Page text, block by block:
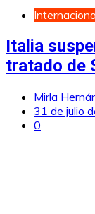
Italia
tratado de
Mirla
31 de julio
0